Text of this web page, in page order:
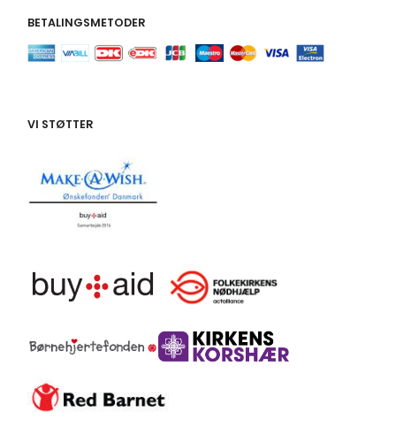
BETALINGSMETODER
VI STØTTER